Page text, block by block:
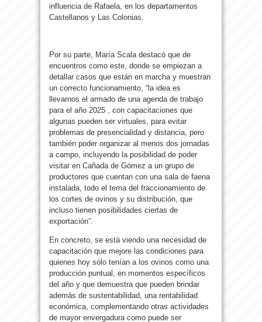
influencia de Rafaela, en los departamentos
Castellanos y Las Colonias.
Por su parte, María Scala destacó que de
encuentros como este, donde se empiezan a
detallar casos que están en marcha y muestran
un correcto funcionamiento, “la idea es
llevarnos el armado de una agenda de trabajo
para el año 2025 , con capacitaciones que
algunas pueden ser virtuales, para evitar
problemas de presencialidad y distancia, pero
también poder organizar al menos dos jornadas
a campo, incluyendo la posibilidad de poder
visitar en Cañada de Gómez a un grupo de
productores que cuentan con una sala de faena
instalada, todo el tema del fraccionamiento de
los cortes de ovinos y su distribución, que
incluso tienen posibilidades ciertas de
exportación”.
En concreto, se está viendo una necesidad de
capacitación que mejore las condiciones para
quienes hoy sólo tenían a los ovinos como una
producción puntual, en momentos específicos
del año y que demuestra que pueden brindar
además de sustentabilidad, una rentabilidad
económica, complementando otras actividades
de mayor envergadura como puede ser